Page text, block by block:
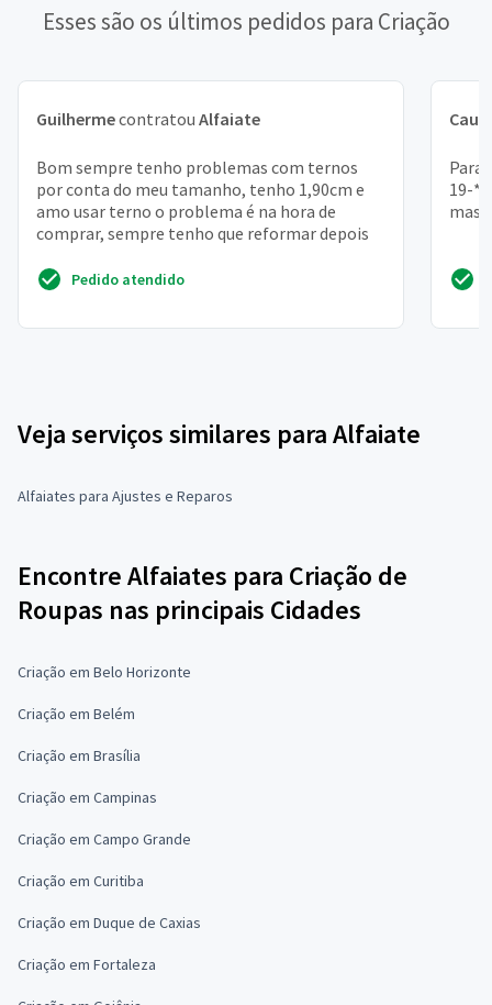
Esses são os últimos pedidos para Criação
Guilhermecontratou Alfaiate
Bom sempre tenho problemas com ternos
por conta do meu tamanho, tenho 1,90cm e
amo usar terno o problema é na hora de
comprar, sempre tenho que reformar depois
Pedido atendido
Cauã
Para
19-
Veja serviços similares para Alfaiate
Alfaiates para Ajustes e Reparos
Encontre Alfaiates para Criação de
Roupas nas principais Cidades
Criação em Belo Horizonte
Criação em Belém
Criação em Brasília
Criação em Campinas
Criação em Campo Grande
Criação em Curitiba
Criação em Duque de Caxias
Criação em Fortaleza